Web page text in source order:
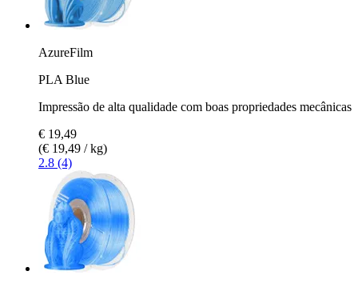
AzureFilm
PLA Blue
Impressão de alta qualidade com boas propriedades mecânicas
€ 19,49
(€ 19,49 / kg)
2.8 (4)